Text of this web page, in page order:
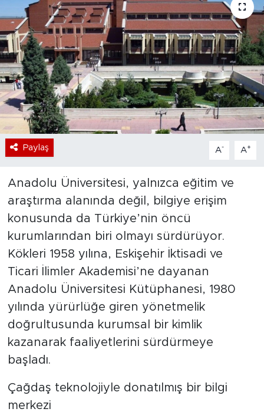
Paylaş A- A+
Anadolu Üniversitesi, yalnızca eğitim ve
araştırma alanında değil, bilgiye erişim
konusunda da Türkiye’nin öncü
kurumlarından biri olmayı sürdürüyor.
Kökleri 1958 yılına, Eskişehir İktisadi ve
Ticari İlimler Akademisi’ne dayanan
Anadolu Üniversitesi Kütüphanesi, 1980
yılında yürürlüğe giren yönetmelik
doğrultusunda kurumsal bir kimlik
kazanarak faaliyetlerini sürdürmeye
başladı.
Çağdaş teknolojiyle donatılmış bir bilgi
merkezi
Magazin
Dünya
Sektör